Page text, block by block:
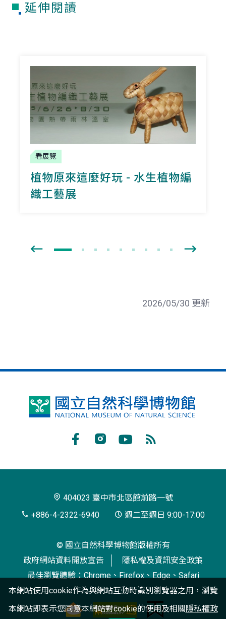
延伸閱讀
看展覽
植物原來這麼好玩 - 水生植物編
織工藝展
2026/05/30 更新
國
博
閱
404023 臺中市北區館前路一號
+886-4-2322-6940
週二至週日 9:00-17:00
© 國立自然科學博物館版權所有
政府網站資料開放宣告
隱私權及資訊安全政策
最佳瀏覽體驗：Chrome、Firefox、Edge、Safari
本網站使用cookie作為與網站互動時識別瀏覽器之用，瀏覽
本網站即表示您同意本網站對cookie的使用及相關隱私權政